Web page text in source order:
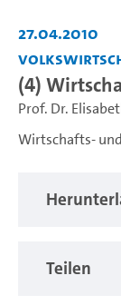
27.04.2010
(4)
Prof. Dr.
Wirtschafts-
Teilen